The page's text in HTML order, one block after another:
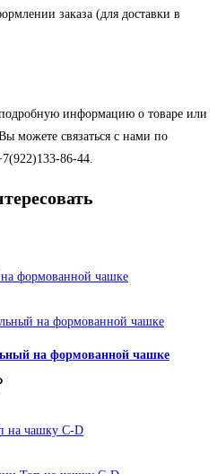
заказа (для доставки в
информацию о товаре или
можете связаться с нами по
86-44.
на формованной чашке